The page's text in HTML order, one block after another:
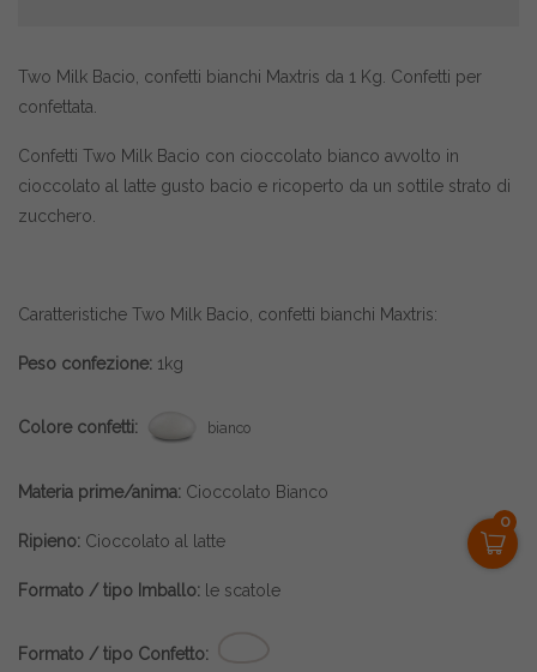
0
Two Milk Bacio, confetti bianchi Maxtris da 1 Kg. Confetti per
confettata.
Confetti Two Milk Bacio con cioccolato bianco avvolto in
cioccolato al latte gusto bacio e ricoperto da un sottile strato di
zucchero.
Caratteristiche Two Milk Bacio, confetti bianchi Maxtris:
Peso confezione: 1kg
Colore confetti: bianco
Materia prime/anima: Cioccolato Bianco
Ripieno: Cioccolato al latte
Formato / tipo Imballo: le scatole
Formato / tipo Confetto: